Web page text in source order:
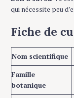
qui nécessite peu
Fiche de
Nom scientifique
Famille
botanique